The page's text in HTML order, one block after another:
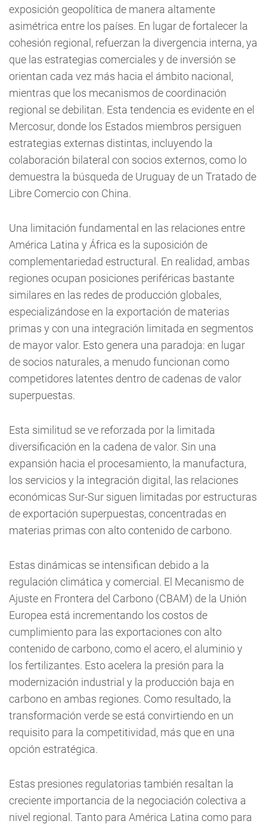
exposición geopolítica de manera altamente
asimétrica entre los países. En lugar de fortalecer la
cohesión regional, refuerzan la divergencia interna, ya
que las estrategias comerciales y de inversión se
orientan cada vez más hacia el ámbito nacional,
mientras que los mecanismos de coordinación
regional se debilitan. Esta tendencia es evidente en el
Mercosur, donde los Estados miembros persiguen
estrategias externas distintas, incluyendo la
colaboración bilateral con socios externos, como lo
demuestra la búsqueda de Uruguay de un Tratado de
Libre Comercio con China.
Una limitación fundamental en las relaciones entre
América Latina y África es la suposición de
complementariedad estructural. En realidad, ambas
regiones ocupan posiciones periféricas bastante
similares en las redes de producción globales,
especializándose en la exportación de materias
primas y con una integración limitada en segmentos
de mayor valor. Esto genera una paradoja: en lugar
de socios naturales, a menudo funcionan como
competidores latentes dentro de cadenas de valor
superpuestas.
Esta similitud se ve reforzada por la limitada
diversificación en la cadena de valor. Sin una
expansión hacia el procesamiento, la manufactura,
los servicios y la integración digital, las relaciones
económicas Sur-Sur siguen limitadas por estructuras
de exportación superpuestas, concentradas en
materias primas con alto contenido de carbono.
Estas dinámicas se intensifican debido a la
regulación climática y comercial. El Mecanismo de
Ajuste en Frontera del Carbono (CBAM) de la Unión
Europea está incrementando los costos de
cumplimiento para las exportaciones con alto
contenido de carbono, como el acero, el aluminio y
los fertilizantes. Esto acelera la presión para la
modernización industrial y la producción baja en
carbono en ambas regiones. Como resultado, la
transformación verde se está convirtiendo en un
requisito para la competitividad, más que en una
opción estratégica.
Estas presiones regulatorias también resaltan la
creciente importancia de la negociación colectiva a
nivel regional. Tanto para América Latina como para